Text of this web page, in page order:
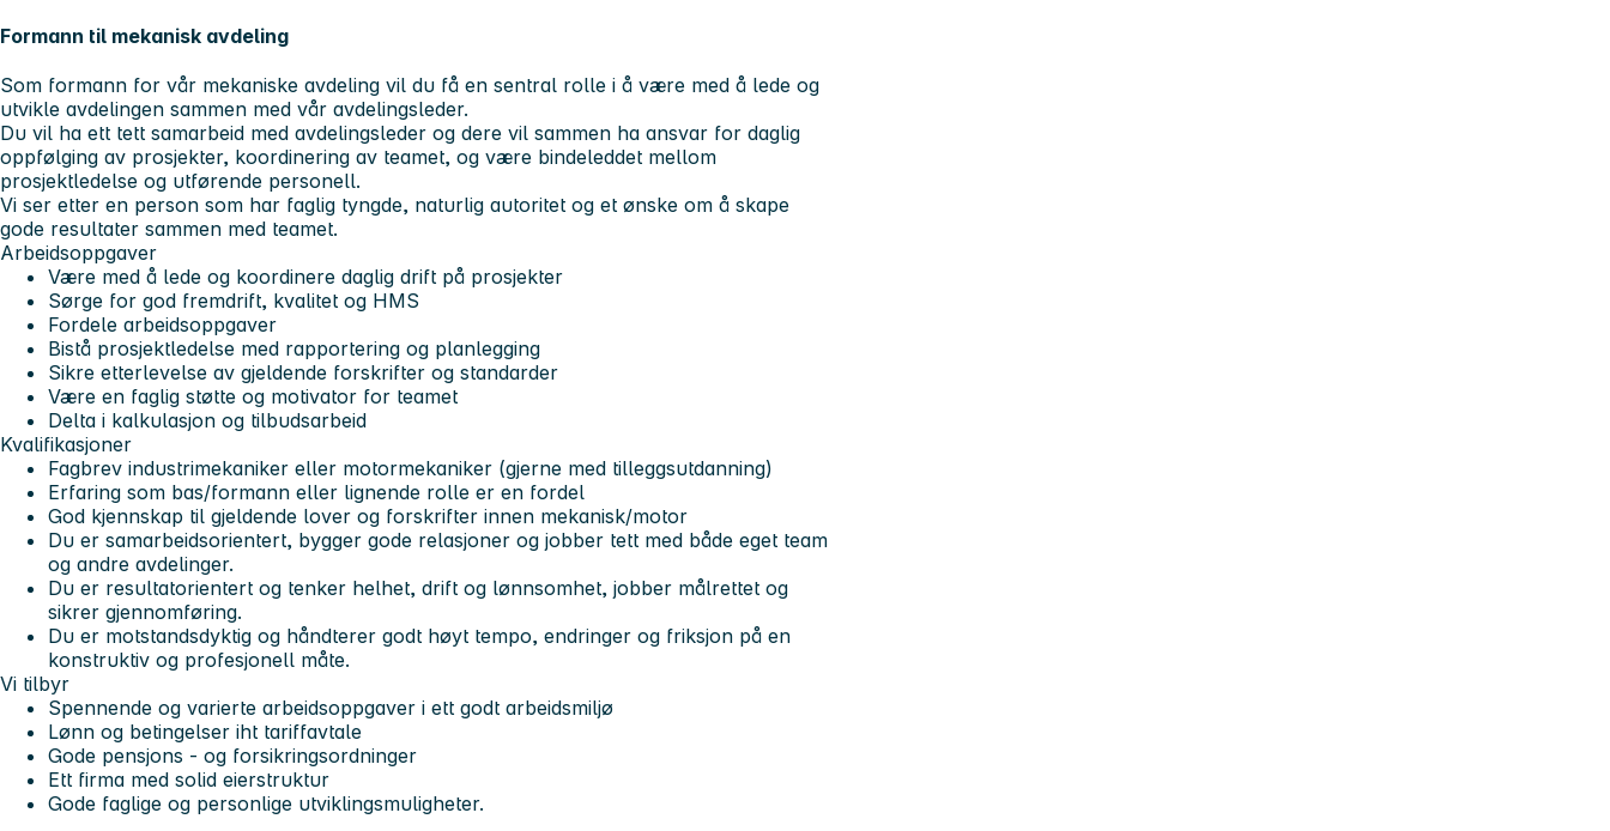
Formann til mekanisk avdeling
Som formann for vår mekaniske avdeling vil du få en sentral rolle i å være med å lede og
utvikle avdelingen sammen med vår avdelingsleder.
Du vil ha ett tett samarbeid med avdelingsleder og dere vil sammen ha ansvar for daglig
oppfølging av prosjekter, koordinering av teamet, og være bindeleddet mellom
prosjektledelse og utførende personell.
Vi ser etter en person som har faglig tyngde, naturlig autoritet og et ønske om å skape
gode resultater sammen med teamet.
Arbeidsoppgaver
Være med å lede og koordinere daglig drift på prosjekter
Sørge for god fremdrift, kvalitet og HMS
Fordele arbeidsoppgaver
Bistå prosjektledelse med rapportering og planlegging
Sikre etterlevelse av gjeldende forskrifter og standarder
Være en faglig støtte og motivator for teamet
Delta i kalkulasjon og tilbudsarbeid
Kvalifikasjoner
Fagbrev industrimekaniker eller motormekaniker (gjerne med tilleggsutdanning)
Erfaring som bas/formann eller lignende rolle er en fordel
God kjennskap til gjeldende lover og forskrifter innen mekanisk/motor
Du er samarbeidsorientert, bygger gode relasjoner og jobber tett med både eget team
og andre avdelinger.
Du er resultatorientert og tenker helhet, drift og lønnsomhet, jobber målrettet og
sikrer gjennomføring.
Du er motstandsdyktig og håndterer godt høyt tempo, endringer og friksjon på en
konstruktiv og profesjonell måte.
Vi tilbyr
Spennende og varierte arbeidsoppgaver i ett godt arbeidsmiljø
Lønn og betingelser iht tariffavtale
Gode pensjons - og forsikringsordninger
Ett firma med solid eierstruktur
Gode faglige og personlige utviklingsmuligheter.